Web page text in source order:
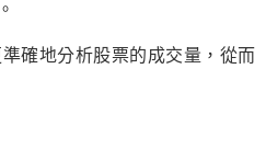
確地分析股票的成交量，從而